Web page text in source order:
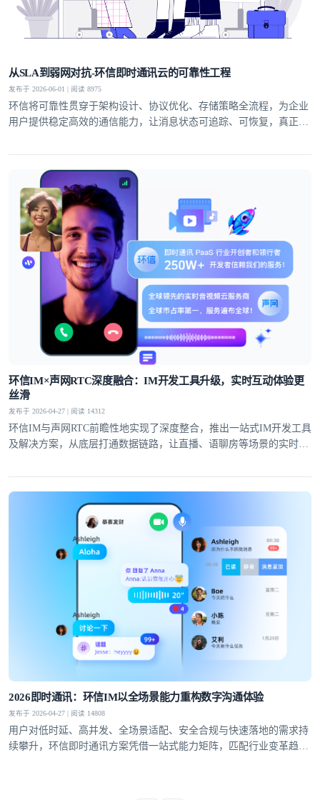
从SLA到弱网对抗-环信即时通讯云的可靠性工程
发布于 2026-06-01 | 阅读 8975
环信将可靠性贯穿于架构设计、协议优化、存储策略全流程，为企业
用户提供稳定高效的通信能力，让消息状态可追踪、可恢复，真正实
环信IM×声网RTC深度融合：IM开发工具升级，实时互动体验更
丝滑
发布于 2026-04-27 | 阅读 14312
环信IM与声网RTC前瞻性地实现了深度整合，推出一站式IM开发工具
及解决方案，从底层打通数据链路，让直播、语聊房等场景的实时互
2026即时通讯：环信IM以全场景能力重构数字沟通体验
发布于 2026-04-27 | 阅读 14808
用户对低时延、高并发、全场景适配、安全合规与快速落地的需求持
续攀升，环信即时通讯方案凭借一站式能力矩阵，匹配行业变革趋
我已阅读并同意 通讯云服务条款和 通讯云隐私政策
提交
不了，谢谢
登录客服云